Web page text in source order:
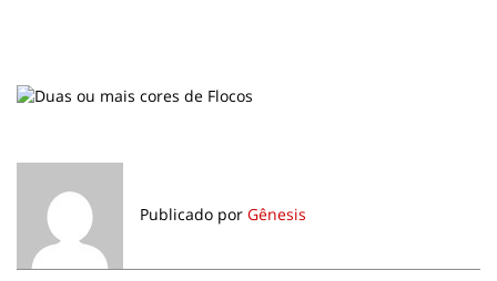
Publicado por Gênesis